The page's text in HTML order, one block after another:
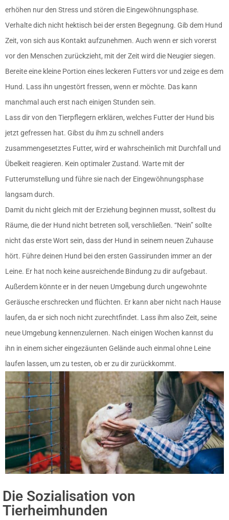
erhöhen nur den Stress und stören die Eingewöhnungsphase.
Verhalte dich nicht hektisch bei der ersten Begegnung. Gib dem Hund
Zeit, von sich aus Kontakt aufzunehmen. Auch wenn er sich vorerst
vor den Menschen zurückzieht, mit der Zeit wird die Neugier siegen.
Bereite eine kleine Portion eines leckeren Futters vor und zeige es dem
Hund. Lass ihn ungestört fressen, wenn er möchte. Das kann
manchmal auch erst nach einigen Stunden sein.
Lass dir von den Tierpflegern erklären, welches Futter der Hund bis
jetzt gefressen hat. Gibst du ihm zu schnell anders
zusammengesetztes Futter, wird er wahrscheinlich mit Durchfall und
Übelkeit reagieren. Kein optimaler Zustand. Warte mit der
Futterumstellung und führe sie nach der Eingewöhnungsphase
langsam durch.
Damit du nicht gleich mit der Erziehung beginnen musst, solltest du
Räume, die der Hund nicht betreten soll, verschließen. “Nein” sollte
nicht das erste Wort sein, dass der Hund in seinem neuen Zuhause
hört. Führe deinen Hund bei den ersten Gassirunden immer an der
Leine. Er hat noch keine ausreichende Bindung zu dir aufgebaut.
Außerdem könnte er in der neuen Umgebung durch ungewohnte
Geräusche erschrecken und flüchten. Er kann aber nicht nach Hause
laufen, da er sich noch nicht zurechtfindet. Lass ihm also Zeit, seine
neue Umgebung kennenzulernen. Nach einigen Wochen kannst du
ihn in einem sicher eingezäunten Gelände auch einmal ohne Leine
laufen lassen, um zu testen, ob er zu dir zurückkommt.
Die Sozialisation von
Tierheimhunden